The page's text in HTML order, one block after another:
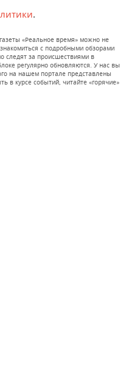
.
«Реальное время» можно не
с подробными обзорами
следят за происшествиями в
регулярно обновляются. У нас вы
на нашем портале представлены
в курсе событий, читайте «горячие»